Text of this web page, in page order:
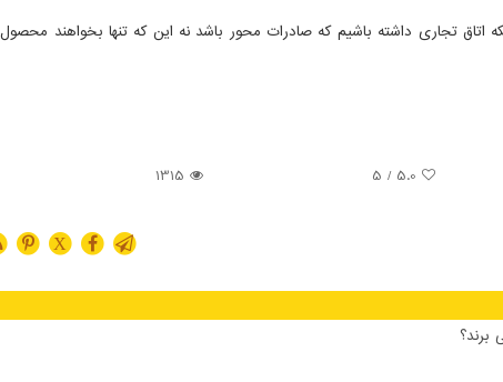
اتاق تجاری داشته باشیم که صادرات محور باشد نه این که تنها بخواهند
5.0
/ 5
1315
X
برند؟